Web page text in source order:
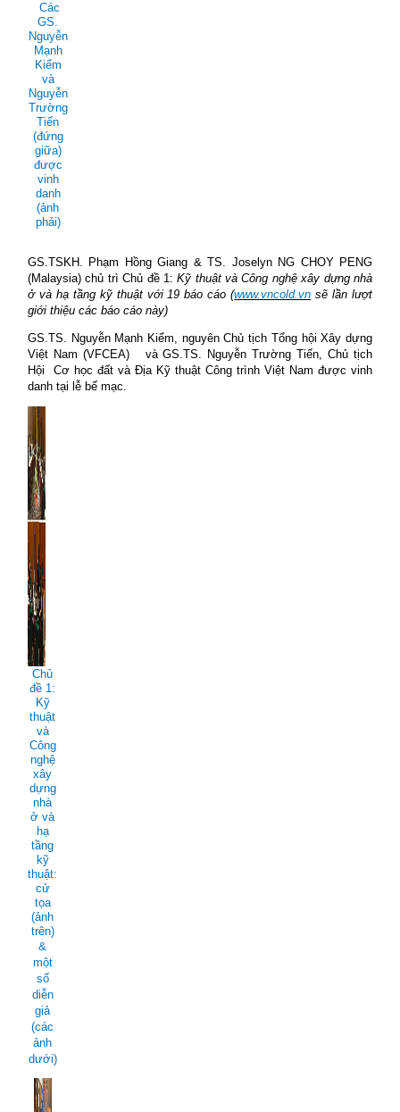
Các
GS.
Nguyễn
Mạnh
Kiểm
và
Nguyễn
Trường
Tiến
(đứng
giữa)
được
vinh
danh
(ảnh
phải)
GS.TSKH. Phạm Hồng Giang & TS. Joselyn NG CHOY PENG
(Malaysia) chủ trì Chủ đề 1: Kỹ thuật và Công nghệ xây dựng nhà
ở và hạ tầng kỹ thuật với 19 báo cáo (www.vncold.vn sẽ lần lượt
giới thiệu các báo cáo này)
GS.TS. Nguyễn Mạnh Kiểm, nguyên Chủ tịch Tổng hội Xây dựng
Việt Nam (VFCEA)
và GS.TS. Nguyễn Trường Tiến, Chủ tịch
Hội
Cơ học đất và Địa Kỹ thuật Công trình Việt Nam được vinh
danh tại lễ bế mạc.
Chủ
đề 1:
Kỹ
thuật
và
Công
nghệ
xây
dựng
nhà
ở và
hạ
tầng
kỹ
thuật:
cử
tọa
(ảnh
trên)
&
một
số
diễn
giả
(các
ảnh
dưới)